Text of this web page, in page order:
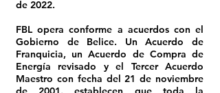
de 2022.
FBL opera conforme a acuerdos con el
Gobierno de Belice. Un Acuerdo de
Franquicia, un Acuerdo de Compra de
Energía revisado y el Tercer Acuerdo
Maestro con fecha del 21 de noviembre